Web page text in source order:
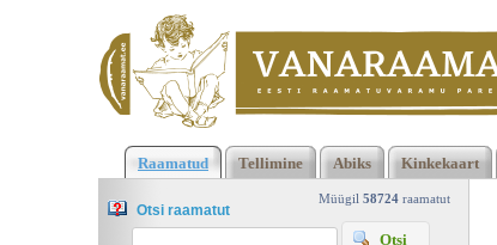
Klõpsa siia , et näha täielikku loendit!Meeste tervis.
Eesnäärmehaigused ja alakeha vaevused, Pilgrim 2023 |
vanaraamat. ee
Raamatud Tellimine Abiks Kinkekaart
Müügil 58724 raamatut
Otsi raamatut